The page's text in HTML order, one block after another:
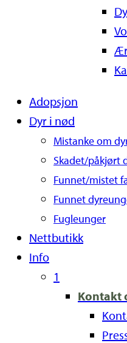
Adopsjon
Dyr i nød
Mistanke om
Skadet/påkjørt
Funnet/mistet
Funnet
Fugleunger
Nettbutikk
Info
1
Kontakt